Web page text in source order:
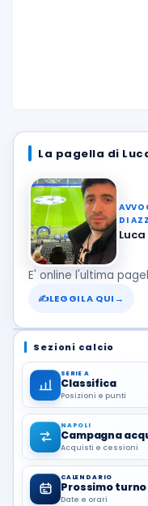
La pagella di
DI
Luca
E' online l'ultima
✍LEGGILA QUI →
Sezioni calcio
SERIE A
Classifica
Posizioni e punti
NAPOLI
Campagna
Acquisti e cessioni
CALENDARIO
Prossimo turno
Date e orari